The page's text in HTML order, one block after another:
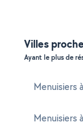
Villes
Ayant le plus de
Menuisiers
Menuisiers